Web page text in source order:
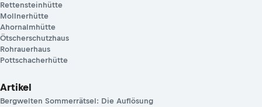
Rettensteinhütte
Mollnerhütte
Ahornalmhütte
Ötscherschutzhaus
Rohrauerhaus
Pottschacherhütte
Artikel
Bergwelten Sommerrätsel: Die Auflösung